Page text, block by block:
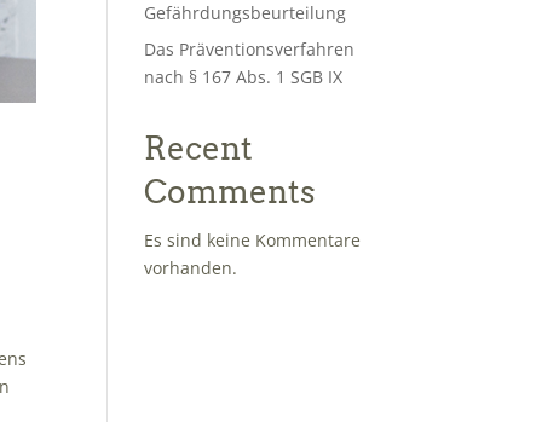
Gefährdungsbeurteilung
Das Präventionsverfahren
nach § 167 Abs. 1 SGB IX
Recent
Comments
Es sind keine Kommentare
vorhanden.